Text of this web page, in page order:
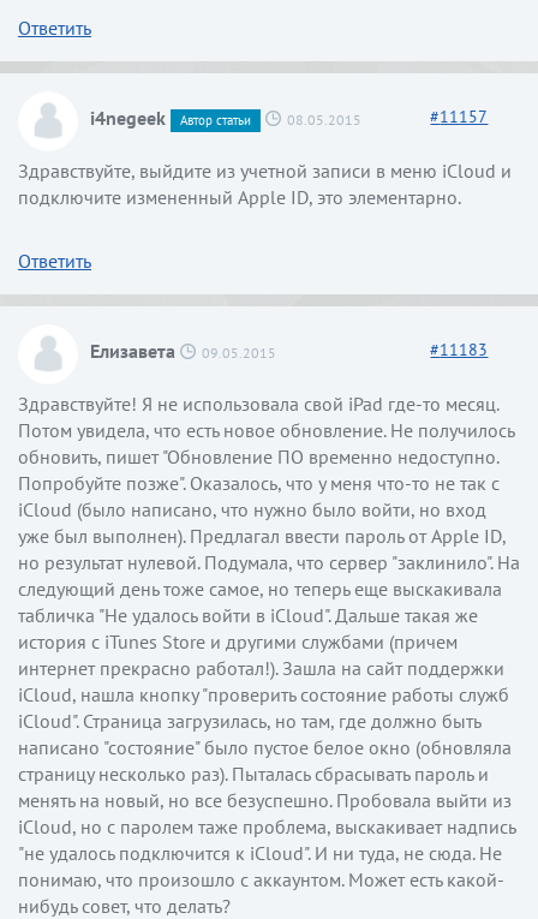
Ответить
i4negeek Автор статьи 08.05.2015 #11157
Здравствуйте, выйдите из учетной записи в меню iCloud и
подключите измененный Apple ID, это элементарно.
Ответить
Елизавета 09.05.2015 #11183
Здравствуйте! Я не использовала свой iPad где-то месяц.
Потом увидела, что есть новое обновление. Не получилось
обновить, пишет "Обновление ПО временно недоступно.
Попробуйте позже". Оказалось, что у меня что-то не так с
iCloud (было написано, что нужно было войти, но вход
уже был выполнен). Предлагал ввести пароль от Apple ID,
но результат нулевой. Подумала, что сервер "заклинило". На
следующий день тоже самое, но теперь еще выскакивала
табличка "Не удалось войти в iCloud". Дальше такая же
история с iTunes Store и другими службами (причем
интернет прекрасно работал!). Зашла на сайт поддержки
iCloud, нашла кнопку "проверить состояние работы служб
iCloud". Страница загрузилась, но там, где должно быть
написано "состояние" было пустое белое окно (обновляла
страницу несколько раз). Пыталась сбрасывать пароль и
менять на новый, но все безуспешно. Пробовала выйти из
iCloud, но с паролем таже проблема, выскакивает надпись
"не удалось подключится к iCloud". И ни туда, не сюда. Не
понимаю, что произошло с аккаунтом. Может есть какой-
нибудь совет, что делать?